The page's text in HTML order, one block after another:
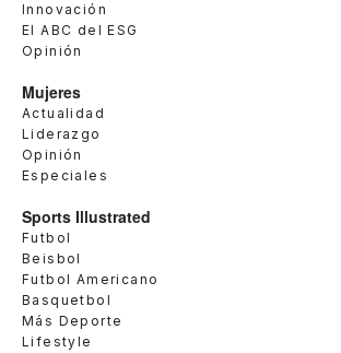
Innovación
El ABC del ESG
Opinión
Mujeres
Actualidad
Liderazgo
Opinión
Especiales
Sports Illustrated
Futbol
Beisbol
Futbol Americano
Basquetbol
Más Deporte
Lifestyle